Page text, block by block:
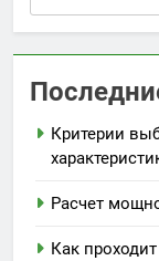
Критерии
Расчет
Как